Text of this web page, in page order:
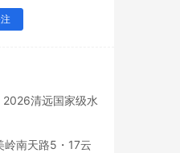
清远国家级水
岭南天路5・17云